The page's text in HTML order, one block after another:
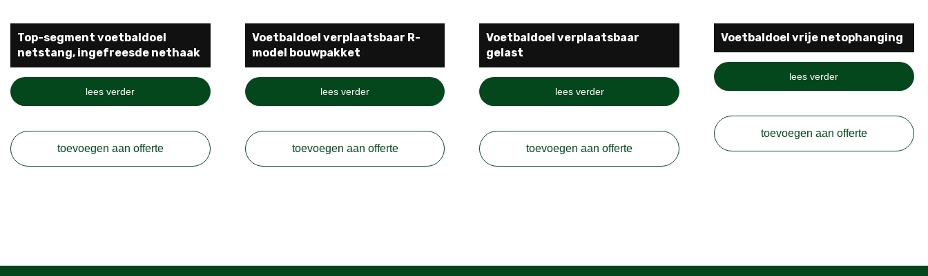
Top-segment voetbaldoel
netstang, ingefreesde nethaak
lees verder
toevoegen aan offerte
Voetbaldoel verplaatsbaar R-
model bouwpakket
lees verder
toevoegen aan offerte
Voetbaldoel verplaatsbaar
gelast
lees verder
toevoegen aan offerte
Voetbaldoel vrije netophanging
lees verder
toevoegen aan offerte